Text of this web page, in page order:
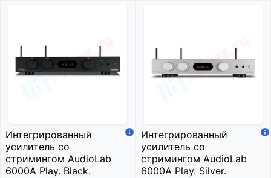
Интегрированный
усилитель со
стримингом AudioLab
6000A Play. Black.
Интегрированный
усилитель со
стримингом AudioLab
6000A Play. Silver.